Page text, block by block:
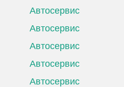
Автосервис
Автосервис
Автосервис
Автосервис
Автосервис